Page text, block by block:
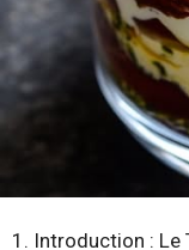
1. Introduction : Le